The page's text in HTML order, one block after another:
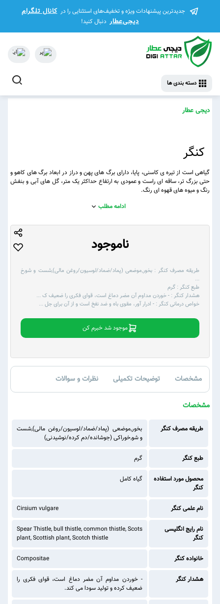
جدیدترین پیشنهادات ویژه و تخفیف‌های استثنایی را در کانال تلگرام
دیجی‌عطار دنبال کنید!
دسته بندی ها
دیجی عطار
کنگر
گیاهی است از تیره ی کاسنی، پایا، دارای برگ های پهن و دراز در ابعاد برگ های کاهو و
حتی بزرگ تر، ساقه ای راست و عمودی به ارتفاع حداکثر یک متر، گل های آبی و بنفش
رنگ و میوه های قهوه ای رنگ.
ادامه مطلب
ناموجود
طریقه مصرف کنگر : بخور,موضعی (پماد/ضماد/لوسیون/روغن مالی),شست و شو,خ
...
طبع کنگر : گرم
هشدار کنگر : - خوردن مداوم آن مضر دماغ است، قوای فکری را ضعیف ک...
خواص درمانی کنگر : - ادرار آور، مقوی باه و ضد نفخ است و از آن برای جل...
موجود شد خبرم کن
مشخصات توضیحات تکمیلی نظرات و سوالات
مشخصات
طریقه مصرف کنگر
بخور,موضعی (پماد/ضماد/لوسیون/روغن مالی),شست
و شو,خوراکی (جوشانده/دم کرده/نوشیدنی)
طبع کنگر گرم
محصول مورد استفاده
کنگر
گیاه کامل
نام علمی کنگر Cirsium vulgare
نام رایج انگلیسی
کنگر
Spear Thistle, bull thistle, common thistle, Scots
plant, Scottish plant, Scotch thistle
خانواده کنگر Compositae
هشدار کنگر
- خوردن مداوم آن مضر دماغ است، قوای فکری را
ضعیف کرده و تولید سودا می کند.